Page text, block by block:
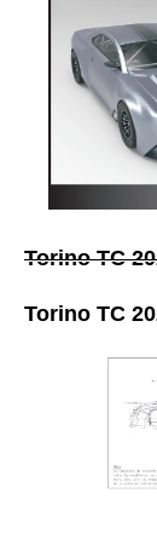
Torino TC
Torino TC